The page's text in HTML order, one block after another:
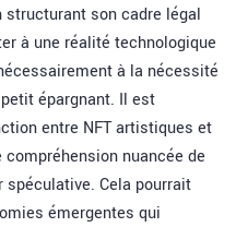
structurant son cadre légal
à une réalité technologique
à la nécessité
épargnant. Il est
entre NFT artistiques et
nuancée de
spéculative. Cela pourrait
émergentes qui